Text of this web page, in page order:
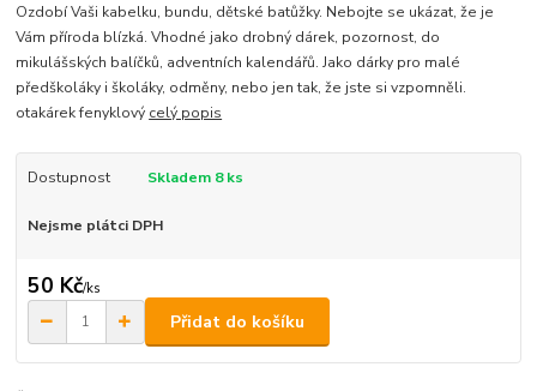
Ozdobí Vaši kabelku, bundu, dětské batůžky. Nebojte se ukázat, že je
Vám příroda blízká. Vhodné jako drobný dárek, pozornost, do
mikulášských balíčků, adventních kalendářů. Jako dárky pro malé
předškoláky i školáky, odměny, nebo jen tak, že jste si vzpomněli.
otakárek fenyklový celý popis
Dostupnost Skladem 8 ks
Nejsme plátci DPH
50 Kč/ks
Přidat do košíku